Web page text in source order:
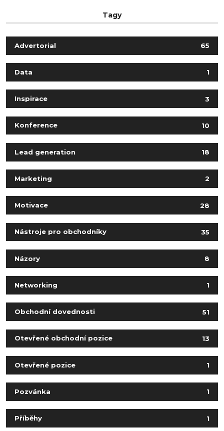
Tagy
Advertorial 65
Data 1
Inspirace 3
Konference 10
Lead generation 18
Marketing 2
Motivace 28
Nástroje pro obchodníky 35
Názory 8
Networking 1
Obchodní dovednosti 51
Otevřené obchodní pozice 13
Otevřené pozice 1
Pozvánka 1
Příběhy 1